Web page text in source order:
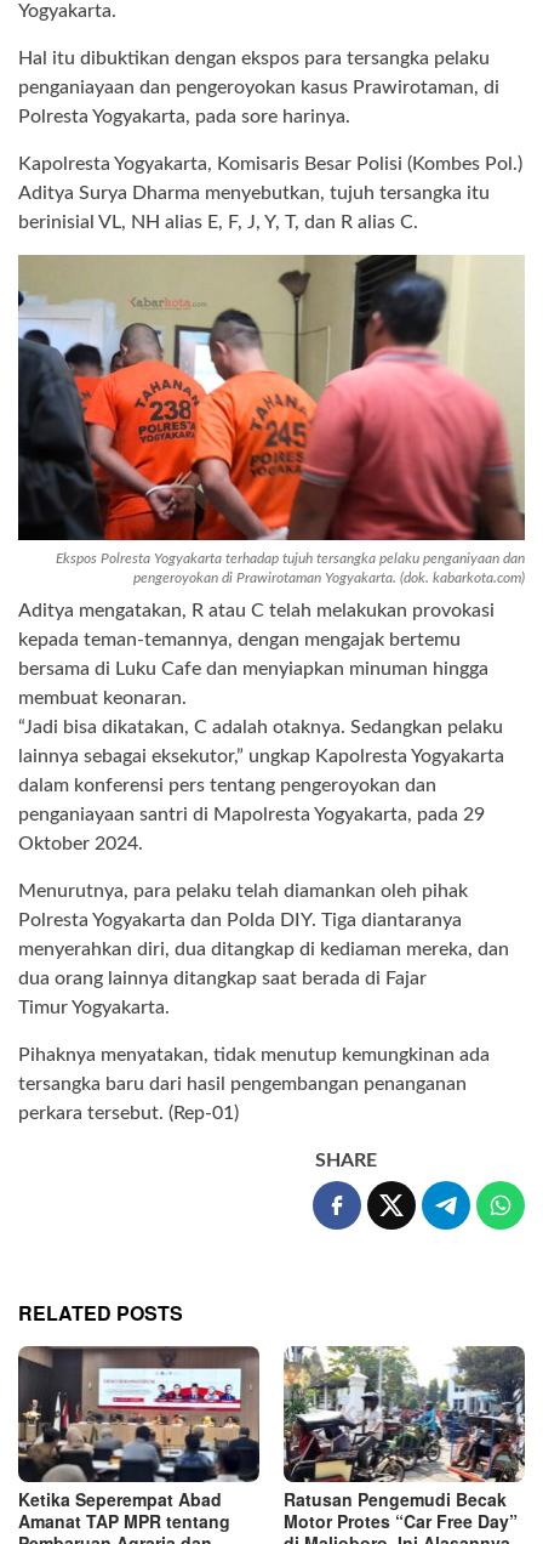
Yogyakarta.
Hal itu dibuktikan dengan ekspos para tersangka pelaku
penganiayaan dan pengeroyokan kasus Prawirotaman, di
Polresta Yogyakarta, pada sore harinya.
Kapolresta Yogyakarta, Komisaris Besar Polisi (Kombes Pol.)
Aditya Surya Dharma menyebutkan, tujuh tersangka itu
berinisial VL, NH alias E, F, J, Y, T, dan R alias C.
Ekspos Polresta Yogyakarta terhadap tujuh tersangka pelaku penganiyaan dan
pengeroyokan di Prawirotaman Yogyakarta. (dok. kabarkota.com)
Aditya mengatakan, R atau C telah melakukan provokasi
kepada teman-temannya, dengan mengajak bertemu
bersama di Luku Cafe dan menyiapkan minuman hingga
membuat keonaran.
“Jadi bisa dikatakan, C adalah otaknya. Sedangkan pelaku
lainnya sebagai eksekutor,” ungkap Kapolresta Yogyakarta
dalam konferensi pers tentang pengeroyokan dan
penganiayaan santri di Mapolresta Yogyakarta, pada 29
Oktober 2024.
Menurutnya, para pelaku telah diamankan oleh pihak
Polresta Yogyakarta dan Polda DIY. Tiga diantaranya
menyerahkan diri, dua ditangkap di kediaman mereka, dan
dua orang lainnya ditangkap saat berada di Fajar
Timur Yogyakarta.
Pihaknya menyatakan, tidak menutup kemungkinan ada
tersangka baru dari hasil pengembangan penanganan
perkara tersebut. (Rep-01)
SHARE
RELATED POSTS
Ketika Seperempat Abad
Amanat TAP MPR tentang
Ratusan Pengemudi Becak
Motor Protes “Car Free Day”